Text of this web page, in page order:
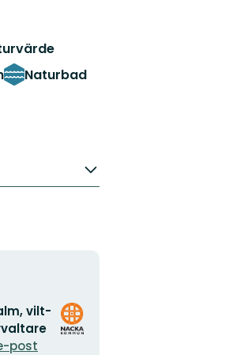
Naturbad
vilt-
post
Organisationens
logotyp